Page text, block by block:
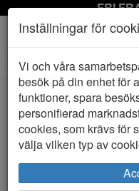
FRI
Toggle
navigation
HEM LEJON
Inställningar för
Vi och våra
besök på din enhet för
funktioner, spara
personifierad
cookies, som krävs för
välja vilken typ av